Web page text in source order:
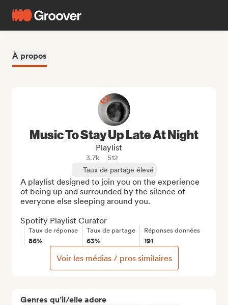
À propos
Genres qu’il/elle adore
Music To Stay Up Late At Night
Playlist
3.7k
512
Taux de partage élevé
A playlist designed to join you on the experience
of being up and surrounded by the silence of
everyone else sleeping around you.
Spotify Playlist Curator
Taux de réponse
86%
Taux de partage
63%
Réponses données
191
Voir les médias / pros similaires